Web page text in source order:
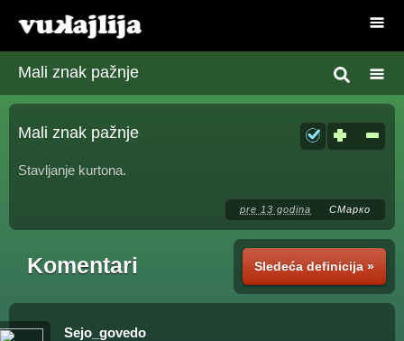
Mali znak pažnje
Mali znak pažnje
Stavljanje kurtona.
pre 13 godina СМарко
Sledeća definicija »
Komentari
Sejo_govedo